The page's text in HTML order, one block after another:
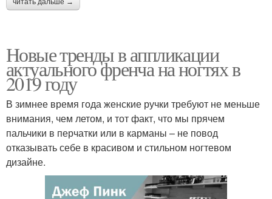
читать дальше →
Новые тренды в аппликации
актуального френча на ногтях в
2019 году
В зимнее время года женские ручки требуют не меньше
внимания, чем летом, и тот факт, что мы прячем
пальчики в перчатки или в карманы – не повод
отказывать себе в красивом и стильном ногтевом
дизайне.